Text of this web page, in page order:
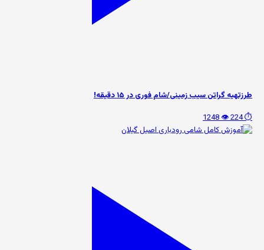
طرزتهیه گراتن سیب زمینی/شام فوری در ۱۵ دقیقه!
⏱️ 224
👁️ 1248